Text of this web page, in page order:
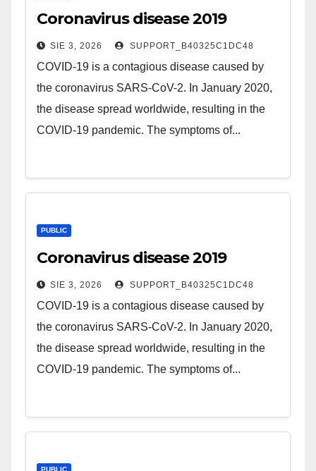
Coronavirus disease 2019
SIE 3, 2026 SUPPORT_B40325C1DC48
COVID-19 is a contagious disease caused by
the coronavirus SARS-CoV-2. In January 2020,
the disease spread worldwide, resulting in the
COVID-19 pandemic. The symptoms of...
PUBLIC
Coronavirus disease 2019
SIE 3, 2026 SUPPORT_B40325C1DC48
COVID-19 is a contagious disease caused by
the coronavirus SARS-CoV-2. In January 2020,
the disease spread worldwide, resulting in the
COVID-19 pandemic. The symptoms of...
PUBLIC